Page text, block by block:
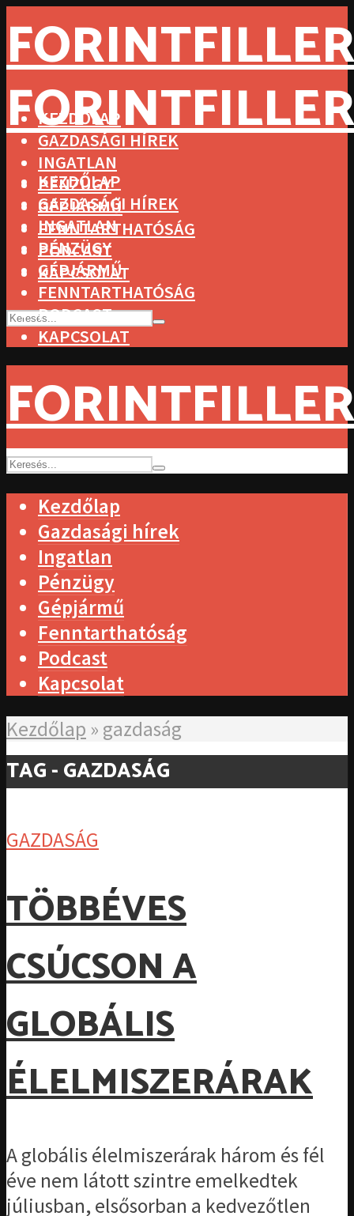
KEZDŐLAP
GAZDASÁGI HÍREK
INGATLAN
PÉNZÜGY
GÉPJÁRMŰ
FENNTARTHATÓSÁG
PODCAST
KAPCSOLAT
KEZDŐLAP
GAZDASÁGI HÍREK
INGATLAN
PÉNZÜGY
GÉPJÁRMŰ
FENNTARTHATÓSÁG
PODCAST
KAPCSOLAT
Kezdőlap
Gazdasági hírek
Ingatlan
Pénzügy
Gépjármű
Fenntarthatóság
Podcast
Kapcsolat
Kezdőlap » gazdaság
TAG - GAZDASÁG
GAZDASÁG
TÖBBÉVES
CSÚCSON A
GLOBÁLIS
ÉLELMISZERÁRAK
A globális élelmiszerárak három és fél
éve nem látott szintre emelkedtek
júliusban, elsősorban a kedvezőtlen